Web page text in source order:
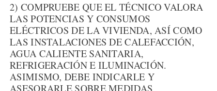
2) COMPRUEBE QUE EL TÉCNICO VALORA
LAS POTENCIAS Y CONSUMOS
ELÉCTRICOS DE LA VIVIENDA, ASÍ COMO
LAS INSTALACIONES DE CALEFACCIÓN,
AGUA CALIENTE SANITARIA,
REFRIGERACIÓN E ILUMINACIÓN.
ASIMISMO, DEBE INDICARLE Y
ASESORARLE SOBRE MEDIDAS